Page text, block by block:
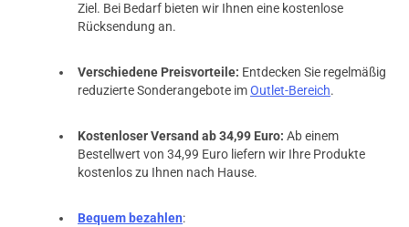
Ziel. Bei Bedarf bieten wir Ihnen eine kostenlose
Rücksendung an.
Verschiedene Preisvorteile: Entdecken Sie regelmäßig
reduzierte Sonderangebote imOutlet-Bereich.
Kostenloser Versand ab 34,99 Euro: Ab einem
Bestellwert von 34,99 Euro liefern wir Ihre Produkte
kostenlos zu Ihnen nach Hause.
Bequem bezahlen: